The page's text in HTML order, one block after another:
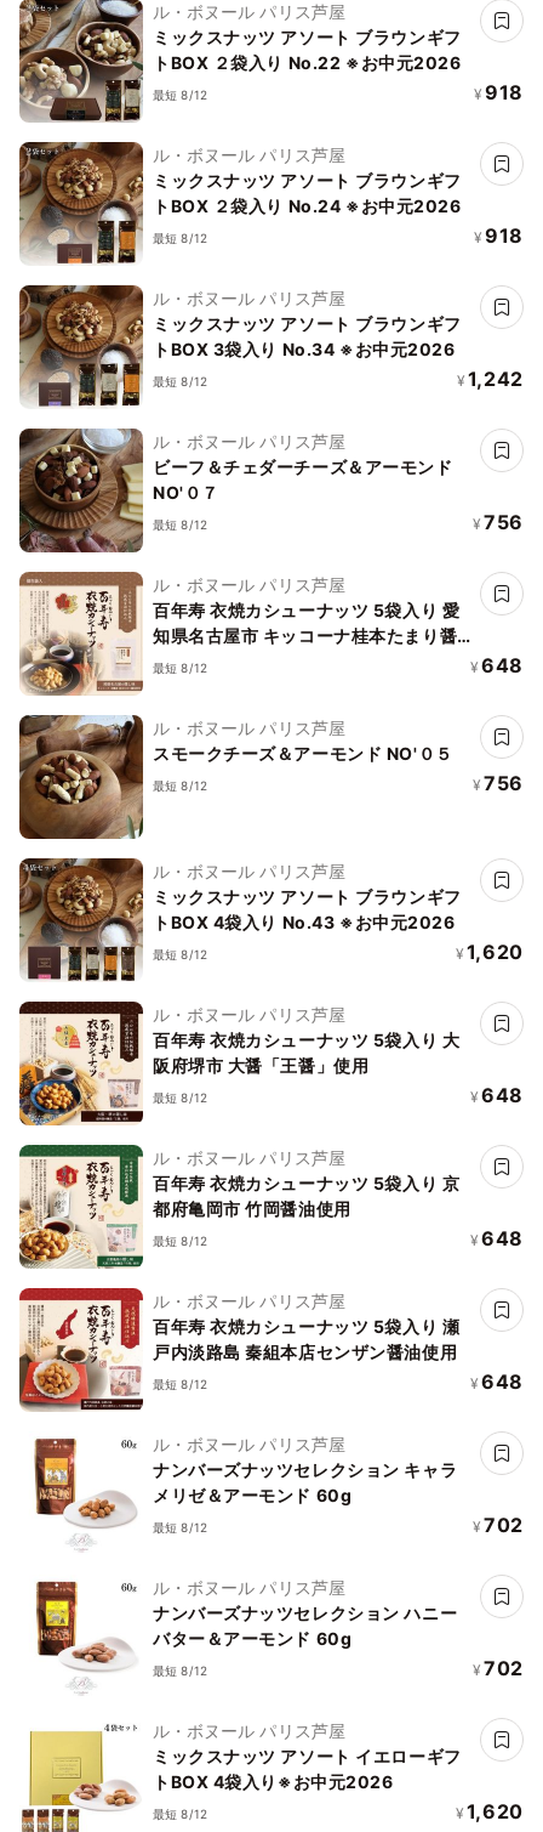
ル・ボヌール パリス芦屋
ミックスナッツ アソート ブラウンギフ
トBOX ２袋入り No.22 ※お中元2026
最短 8/12 ¥ 918
ル・ボヌール パリス芦屋
ミックスナッツ アソート ブラウンギフ
トBOX ２袋入り No.24 ※お中元2026
最短 8/12 ¥ 918
ル・ボヌール パリス芦屋
ミックスナッツ アソート ブラウンギフ
トBOX 3袋入り No.34 ※お中元2026
最短 8/12 ¥ 1,242
ル・ボヌール パリス芦屋
ビーフ＆チェダーチーズ＆アーモンド
NO'０７
最短 8/12 ¥ 756
ル・ボヌール パリス芦屋
百年寿 衣焼カシューナッツ 5袋入り 愛
知県名古屋市 キッコーナ桂本たまり醤
油
最短 8/12 ¥ 648
ル・ボヌール パリス芦屋
スモークチーズ＆アーモンド NO'０５
最短 8/12 ¥ 756
ル・ボヌール パリス芦屋
ミックスナッツ アソート ブラウンギフ
トBOX 4袋入り No.43 ※お中元2026
最短 8/12 ¥ 1,620
ル・ボヌール パリス芦屋
百年寿 衣焼カシューナッツ 5袋入り 大
阪府堺市 大醤「王醤」使用
最短 8/12 ¥ 648
ル・ボヌール パリス芦屋
百年寿 衣焼カシューナッツ 5袋入り 京
都府亀岡市 竹岡醤油使用
最短 8/12 ¥ 648
ル・ボヌール パリス芦屋
百年寿 衣焼カシューナッツ 5袋入り 瀬
戸内淡路島 秦組本店センザン醤油使用
最短 8/12 ¥ 648
ル・ボヌール パリス芦屋
ナンバーズナッツセレクション キャラ
メリゼ＆アーモンド 60g
最短 8/12 ¥ 702
ル・ボヌール パリス芦屋
ナンバーズナッツセレクション ハニー
バター＆アーモンド 60g
最短 8/12 ¥ 702
ル・ボヌール パリス芦屋
ミックスナッツ アソート イエローギフ
トBOX 4袋入り※お中元2026
最短 8/12 ¥ 1,620